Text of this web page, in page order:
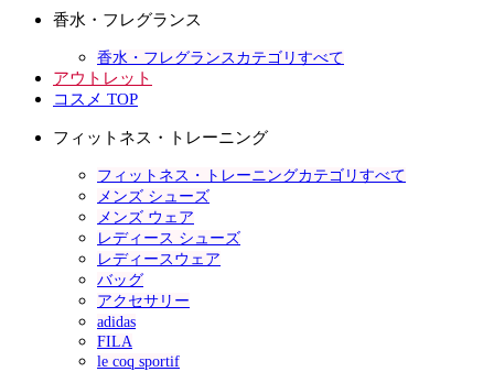
香水・フレグランス
香水・フレグランスカテゴリすべて
アウトレット
コスメ TOP
フィットネス・トレーニング
フィットネス・トレーニングカテゴリすべて
メンズ シューズ
メンズ ウェア
レディース シューズ
レディースウェア
バッグ
アクセサリー
adidas
FILA
le coq sportif